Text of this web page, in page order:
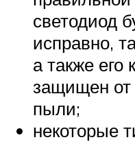
светодиод
исправно,
а также его
защищен от
пыли;
некоторые